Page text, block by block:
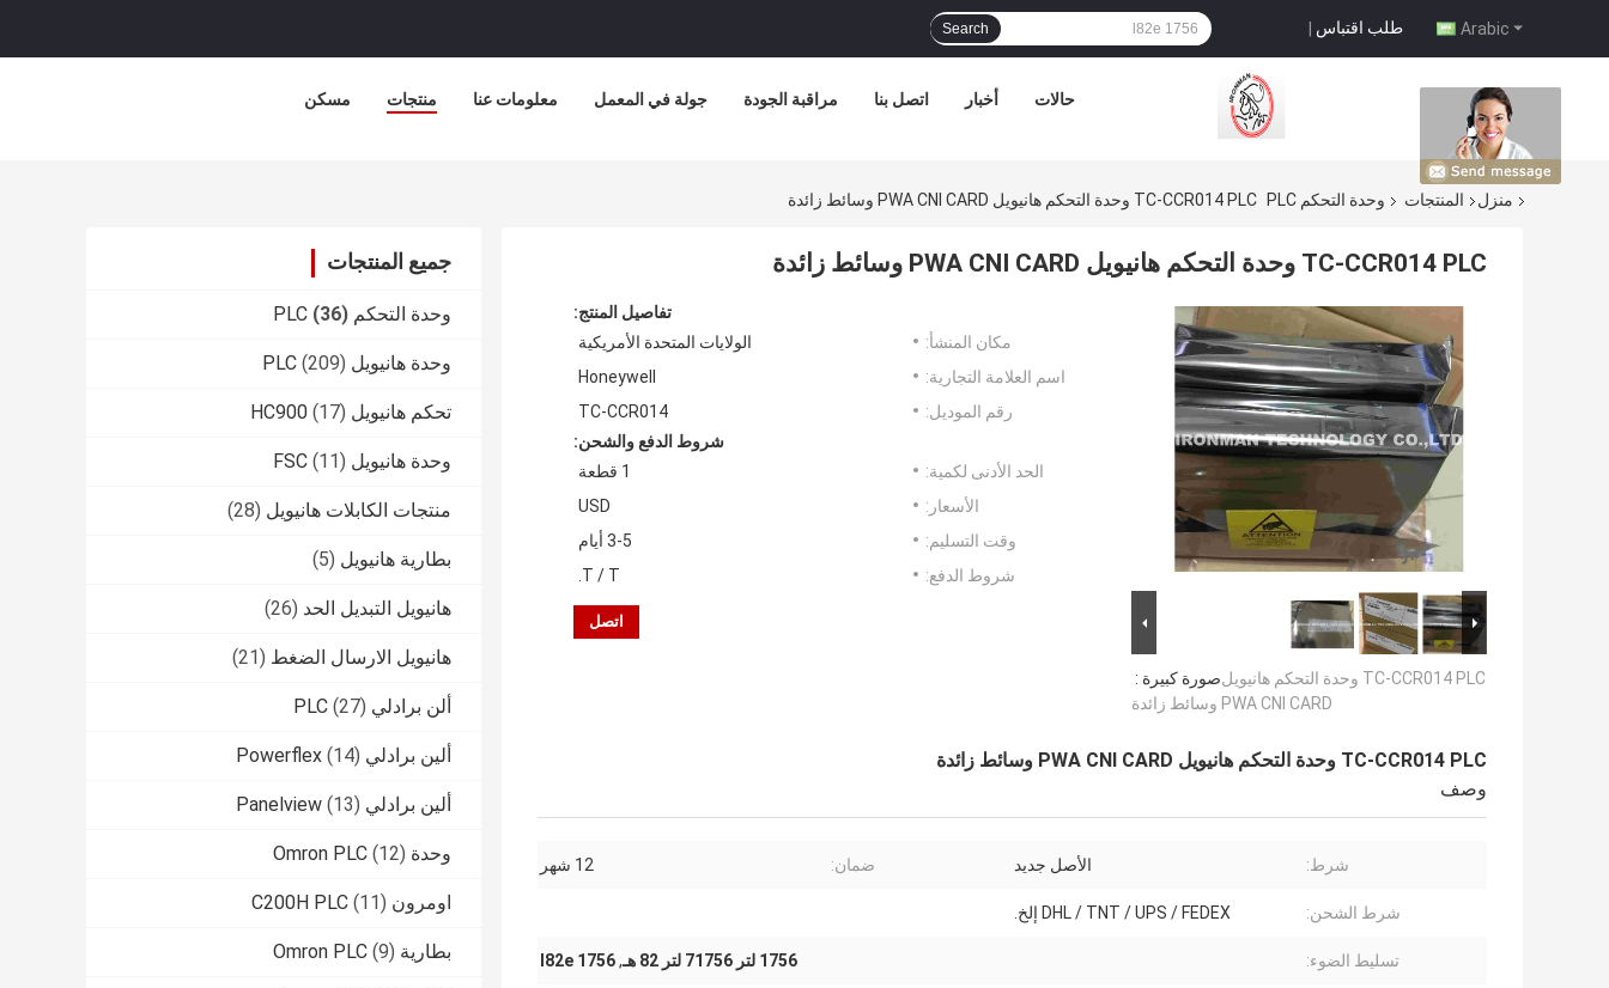
Arabic طلب اقتباس |
Search
مسكن منتجات معلومات عنا جولة في المعمل مراقبة الجودة اتصل بنا أخبار حالات
منزل المنتجات وحدة التحكم PLC TC-CCR014 PLC وحدة التحكم هانيويل PWA CNI CARD وسائط زائدة
جميع المنتجات
وحدة التحكم PLC (36)
وحدة هانيويل PLC (209)
تحكم هانيويل HC900 (17)
وحدة هانيويل FSC (11)
منتجات الكابلات هانيويل (28)
بطارية هانيويل (5)
هانيويل التبديل الحد (26)
هانيويل الارسال الضغط (21)
ألن برادلي PLC (27)
ألين برادلي Powerflex (14)
ألين برادلي Panelview (13)
وحدة Omron PLC (12)
اومرون C200H PLC (11)
بطارية Omron PLC (9)
TC-CCR014 PLC وحدة التحكم هانيويل PWA CNI CARD وسائط زائدة
صورة كبيرة :TC-CCR014 PLC وحدة التحكم هانيويل
PWA CNI CARD وسائط زائدة
تفاصيل المنتج:
مكان المنشأ:
الولايات المتحدة الأمريكية
اسم العلامة التجارية:
Honeywell
رقم الموديل:
TC-CCR014
شروط الدفع والشحن:
الحد الأدنى لكمية:
1 قطعة
الأسعار:
USD
وقت التسليم:
3-5 أيام
شروط الدفع:
T / T.
اتصل
TC-CCR014 PLC وحدة التحكم هانيويل PWA CNI CARD وسائط زائدة
وصف
شرط: الأصل جديد ضمان: 12 شهر
شرط الشحن: DHL / TNT / UPS / FEDEX إلخ.
تسليط الضوء: 1756 لتر 71756 لتر 82 هـ ,
1756 l82e